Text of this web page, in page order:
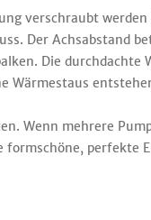
verschraubt
Der Achsabstand
Die durchdachte
Wärmestaus
Wenn mehrere
formschöne, perfekte